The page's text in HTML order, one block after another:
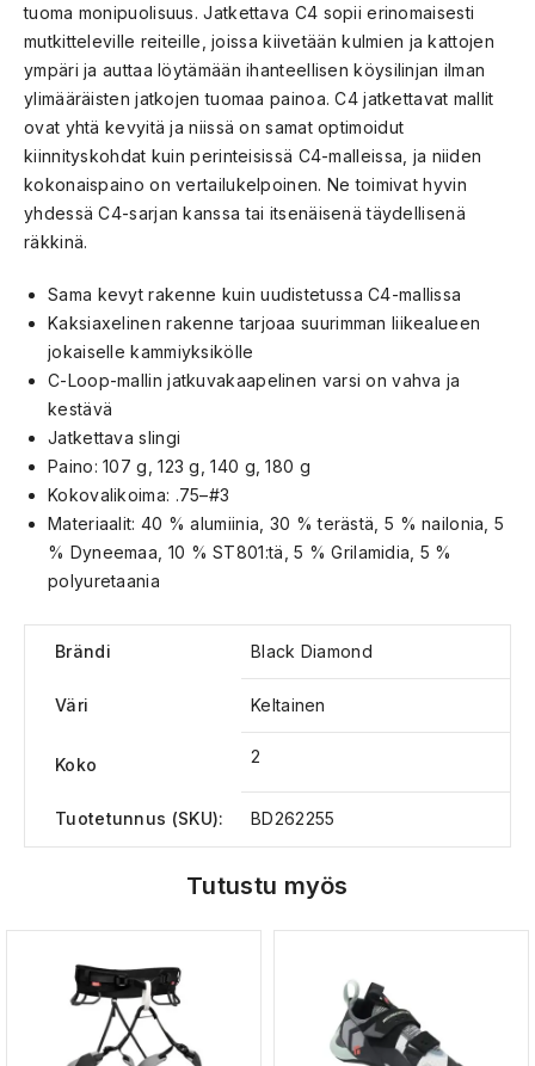
tuoma monipuolisuus. Jatkettava C4 sopii erinomaisesti
mutkitteleville reiteille, joissa kiivetään kulmien ja kattojen
ympäri ja auttaa löytämään ihanteellisen köysilinjan ilman
ylimääräisten jatkojen tuomaa painoa. C4 jatkettavat mallit
ovat yhtä kevyitä ja niissä on samat optimoidut
kiinnityskohdat kuin perinteisissä C4-malleissa, ja niiden
kokonaispaino on vertailukelpoinen. Ne toimivat hyvin
yhdessä C4-sarjan kanssa tai itsenäisenä täydellisenä
räkkinä.
Sama kevyt rakenne kuin uudistetussa C4-mallissa
Kaksiaxelinen rakenne tarjoaa suurimman liikealueen
jokaiselle kammiyksikölle
C-Loop-mallin jatkuvakaapelinen varsi on vahva ja
kestävä
Jatkettava slingi
Paino: 107 g, 123 g, 140 g, 180 g
Kokovalikoima: .75–#3
Materiaalit: 40 % alumiinia, 30 % terästä, 5 % nailonia, 5
% Dyneemaa, 10 % ST801:tä, 5 % Grilamidia, 5 %
polyuretaania
Brändi Black Diamond
Väri Keltainen
Koko 2
Tuotetunnus (SKU): BD262255
Tutustu myös